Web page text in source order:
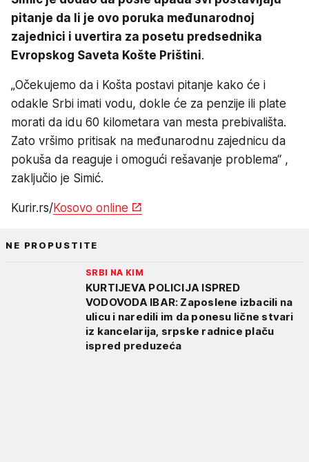
pitanje da li je ovo poruka međunarodnoj
zajednici i uvertira za posetu predsednika
Evropskog Saveta Košte Prištini.
„Očekujemo da i Košta postavi pitanje kako će i
odakle Srbi imati vodu, dokle će za penzije ili plate
morati da idu 60 kilometara van mesta prebivališta.
Zato vršimo pritisak na međunarodnu zajednicu da
pokuša da reaguje i omogući rešavanje problema“ ,
zaključio je Simić.
Kurir.rs/Kosovo online
NE PROPUSTITE
SRBI NA KIM
KURTIJEVA POLICIJA ISPRED
VODOVODA IBAR: Zaposlene izbacili na
ulicu i naredili im da ponesu lične stvari
iz kancelarija, srpske radnice plaču
ispred preduzeća